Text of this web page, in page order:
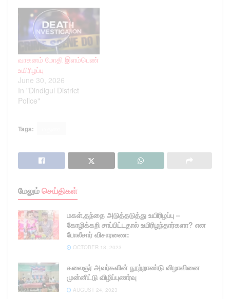
கண்ணாடி துண்டுகளை
விழுங்கி தற்கொலைக்கு
முயன்றார். மதுரை அரசு
மருத்துவமனை, கைதிகள்
வார்டில் சிகிச்சை பெற்று
வந்தவர், நேற்று முன்தினம்
டிஸ்சார்ஜ் செய்யப்பட்டார்.
சிறைக்கு திரும்பியவர்,
ரத்தவாந்தி எடுத்தார்.
விசாரணையில் அவர்
துகள்களை , விழுங்கி
வாகனம் மோதி இளம்பெண்
உயிரிழப்பு
June 30, 2026
In "Dindigul District
Police"
Tags:
மேலும்செய்திகள்
மகள்,தந்தை அடுத்தடுத்து உயிரிழப்பு –
கோழிக்கறி சாப்பிட்டதால் உயிரிழந்தார்களா? என
போலீசார் விசாரணை:
OCTOBER 18, 2023
கலைஞர் அவர்களின் நூற்றாண்டு விழாவினை
முன்னிட்டு விழிப்புணர்வு
AUGUST 24, 2023